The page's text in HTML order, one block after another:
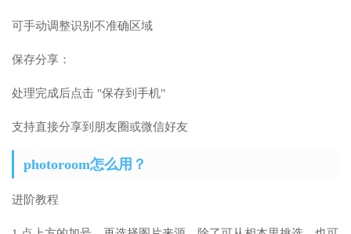
可手动调整识别不准确区域
保存分享：
处理完成后点击 "保存到手机"
支持直接分享到朋友圈或微信好友
photoroom怎么用？
进阶教程